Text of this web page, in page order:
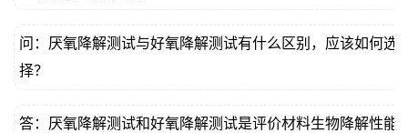
问：厌氧降解测试与好氧降解测试有什么区别，应该如何选
择？
答：厌氧降解测试和好氧降解测试是评价材料生物降解性能